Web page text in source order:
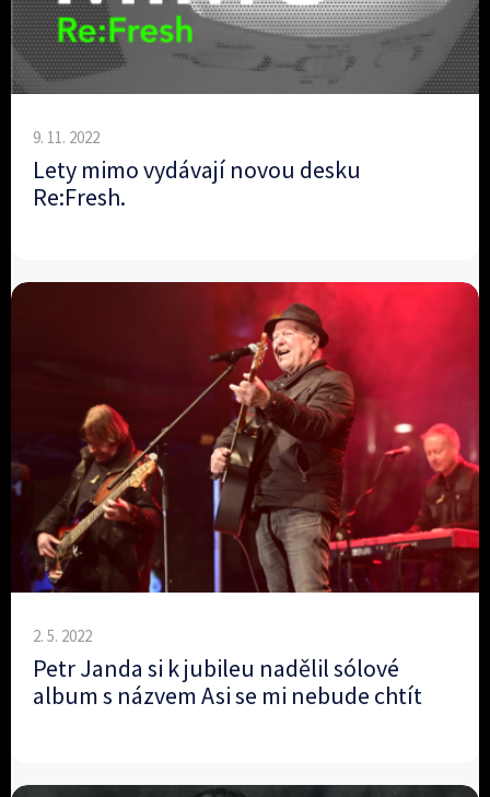
9. 11. 2022
Lety mimo vydávají novou desku
Re:Fresh.
2. 5. 2022
Petr Janda si k jubileu nadělil sólové
album s názvem Asi se mi nebude chtít